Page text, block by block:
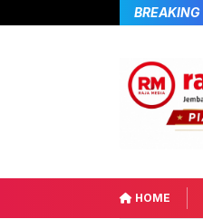
BREAKING
HOME